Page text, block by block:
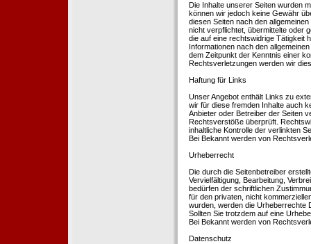
Die Inhalte unserer Seiten wurden
können wir jedoch keine Gewähr
diesen Seiten nach den
nicht verpflichtet, übermittelte oder
die auf eine rechtswidrige Tätigkeit
Informationen nach den
dem Zeitpunkt der Kenntnis einer
Rechtsverletzungen werden wir
Haftung für Links
Unser Angebot enthält Links zu
wir für diese fremden Inhalte auch
Anbieter oder Betreiber der Seiten
Rechtsverstöße überprüft.
inhaltliche Kontrolle der verlinkten
Bei Bekannt werden von
Urheberrecht
Die durch die Seitenbetreiber
Vervielfältigung, Bearbeitung,
bedürfen der schriftlichen
für den privaten, nicht
wurden, werden die Urheberrechte
Sollten Sie trotzdem auf eine
Bei Bekannt werden von
Datenschutz